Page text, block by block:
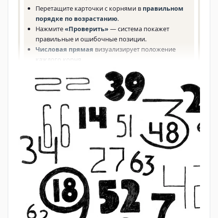
параллелепипеда и цилиндра — всё это было
нужно для расчёта запасов зерна, строительства и
распределения ресурсов.
Уравнения и метод ложного
положения
Неизвестное в задачах обозначалось иероглифом
«хау»(«куча»). Египтяне решали линейные
уравнения с одним неизвестным с помощью
метода ложного положения : брали
произвольное значение, считали результат, а
затем корректировали его пропорционально. Это
не абстрактная алгебра, а очень практичный
вычислительный приём, который позже
встречался и в других культурах.
Прогрессии и головоломки
В задаче №79 встречается знаменитая задача о